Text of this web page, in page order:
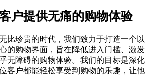
户提供无痛的购物体验
比珍贵的时代，我们致力于打造一个以
的购物界面，旨在降低进入门槛、激发
无障碍的购物体验。我们的目标是深化
客户都能轻松享受到购物的乐趣，让他